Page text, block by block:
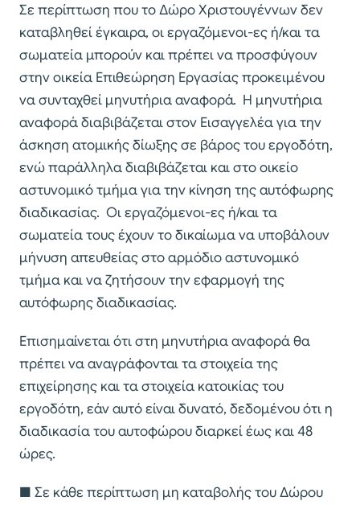
Σε περίπτωση που το Δώρο Χριστουγέννων δεν
καταβληθεί έγκαιρα, οι εργαζόμενοι-ες ή/και τα
σωματεία μπορούν και πρέπει να προσφύγουν
στην οικεία Επιθεώρηση Εργασίας προκειμένου
να συνταχθεί μηνυτήρια αναφορά. Η μηνυτήρια
αναφορά διαβιβάζεται στον Εισαγγελέα για την
άσκηση ατομικής δίωξης σε βάρος του εργοδότη,
ενώ παράλληλα διαβιβάζεται και στο οικείο
αστυνομικό τμήμα για την κίνηση της αυτόφωρης
διαδικασίας. Οι εργαζόμενοι-ες ή/και τα
σωματεία τους έχουν το δικαίωμα να υποβάλουν
μήνυση απευθείας στο αρμόδιο αστυνομικό
τμήμα και να ζητήσουν την εφαρμογή της
αυτόφωρης διαδικασίας.
Επισημαίνεται ότι στη μηνυτήρια αναφορά θα
πρέπει να αναγράφονται τα στοιχεία της
επιχείρησης και τα στοιχεία κατοικίας του
εργοδότη, εάν αυτό είναι δυνατό, δεδομένου ότι η
διαδικασία του αυτοφώρου διαρκεί έως και 48
ώρες.
■ Σε κάθε περίπτωση μη καταβολής του Δώρου